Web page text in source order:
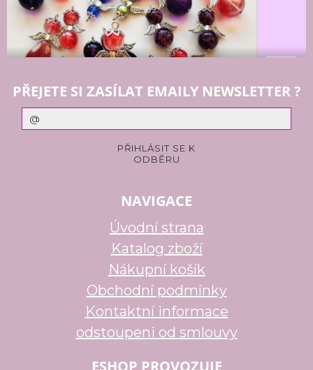
PŘEJETE SI ZASÍLAT EMAILY NEWSLETTER ?
NAVIGACE
Úvodní strana
Katalog zboží
Nákupní košík
Obchodní podmínky
Kontaktní informace
odstoupeni od smlouvy